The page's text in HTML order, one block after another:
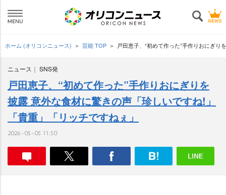
ホーム (オリコンニュース) 芸能 TOP 戸田恵子、“初めて作った”手作りおにぎ
ニュース SNS発
戸田恵子、“初めて作った”手作りおにぎりを
披露 意外な食材に驚きの声「珍しいですね!」
「貴重」「リッチですねぇ」
2026-05-05 11:50